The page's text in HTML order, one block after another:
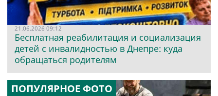
21.06.2026 09:12
Бесплатная реабилитация и социализация
детей с инвалидностью в Днепре: куда
обращаться родителям
ПОПУЛЯРНОЕ ФОТО